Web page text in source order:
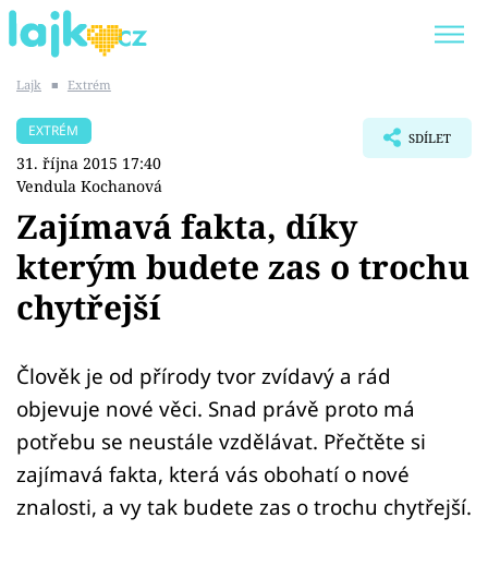
SHOPAHOLICADEL
Témata
Showbyznys
Youtubeři
Virály
Sex a vztahy
Lajk ■ Extrém
EXTRÉM
31. října 2015 17:40
Vendula Kochanová
SDÍLET
Zajímavá fakta, díky
kterým budete zas o trochu
chytřejší
Člověk je od přírody tvor zvídavý a rád
objevuje nové věci. Snad právě proto má
potřebu se neustále vzdělávat. Přečtěte si
zajímavá fakta, která vás obohatí o nové
znalosti, a vy tak budete zas o trochu chytřejší.